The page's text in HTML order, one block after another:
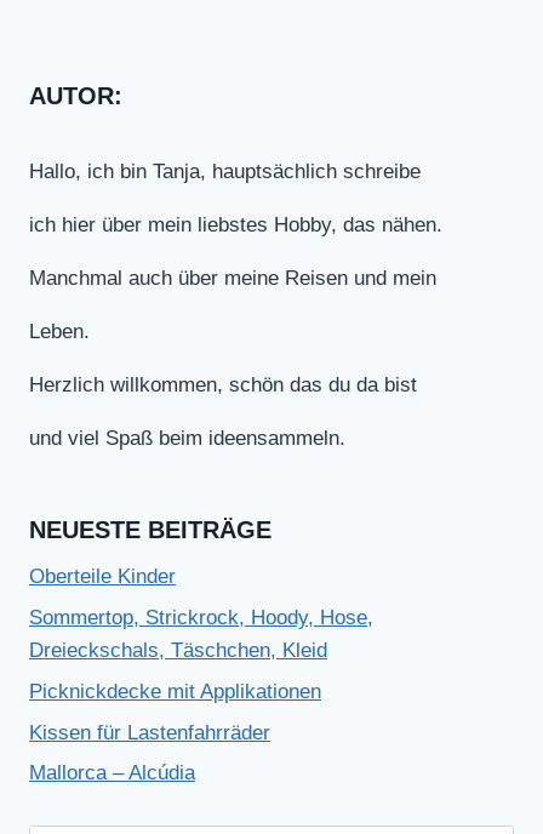
AUTOR:
Hallo, ich bin Tanja, hauptsächlich schreibe
ich hier über mein liebstes Hobby, das nähen.
Manchmal auch über meine Reisen und mein
Leben.
Herzlich willkommen, schön das du da bist
und viel Spaß beim ideensammeln.
NEUESTE BEITRÄGE
Oberteile Kinder
Sommertop, Strickrock, Hoody, Hose,
Dreieckschals, Täschchen, Kleid
Picknickdecke mit Applikationen
Kissen für Lastenfahrräder
Mallorca – Alcúdia